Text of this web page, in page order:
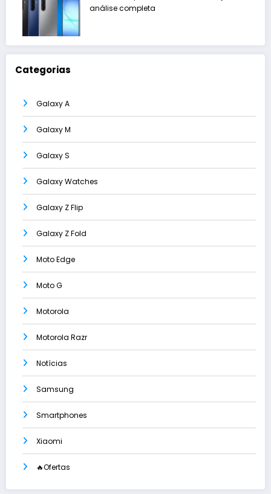
análise completa
Categorias
Galaxy A
Galaxy M
Galaxy S
Galaxy Watches
Galaxy Z Flip
Galaxy Z Fold
Moto Edge
Moto G
Motorola
Motorola Razr
Notícias
Samsung
Smartphones
Xiaomi
🔥Ofertas